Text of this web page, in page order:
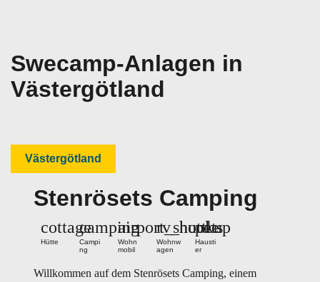
Swecamp-Anlagen in
Västergötland
Västergötland
Stenrösets Camping
cottage
Hütte
camping
Campi
ng
airport_shuttle
Wohn
mobil
rv_hookup
Wohnw
agen
pets
Hausti
er
Willkommen auf dem Stenrösets Camping, einem